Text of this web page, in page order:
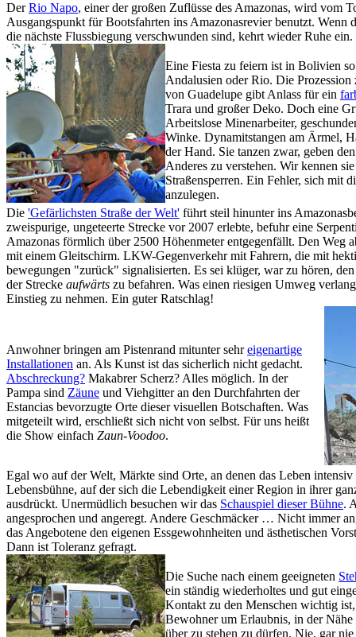
DerRio Napo, einer der großen Zuflüsse des Amazonas, wird vom
Ausgangspunkt für Bootsfahrten ins Amazonasrevier benutzt. Wenn
die nächste Flussbiegung verschwunden sind, kehrt wieder Ruhe ein.
Eine Fiesta zu feiern ist in Bolivien
Andalusien oder Rio. Die Prozession
von Guadelupe gibt Anlass für ein
Trara und großer Deko. Doch eine
Arbeitslose Minenarbeiter,
Winke. Dynamitstangen am Ärmel,
der Hand. Sie tanzen zwar, geben
Anderes zu verstehen. Wir kennen
Straßensperren. Ein Fehler, sich mit
anzulegen.
Die 'Gefärlichsten Straße der Welt' führt steil hinunter ins
zweispurige, ungeteerte Strecke vor 2007 erlebte, befuhr eine
Amazonas förmlich über 2500 Höhenmeter entgegenfällt. Den Weg
mit einem Gleitschirm. LKW-Gegenverkehr mit Fahrern, die mit
bewegungen "zurück" signalisierten. Es sei klüger, war zu hören,
der Strecke aufwärts zu befahren. Was einen riesigen Umweg
Einstieg zu nehmen. Ein guter Ratschlag!
Anwohner bringen am Pistenrand mitunter sehreigenartige
Installationen an. Als Kunst ist das sicherlich nicht gedacht.
Abschreckung? Makabrer Scherz? Alles möglich. In der
Pampa sind Zäune und Viehgitter an den Durchfahrten der
Estancias bevorzugte Orte dieser visuellen Botschaften. Was
mitgeteilt wird, erschließt sich nicht von selbst. Für uns heißt
die Show einfach Zaun-Voodoo.
Egal wo auf der Welt, Märkte sind Orte, an denen das Leben
Lebensbühne, auf der sich die Lebendigkeit einer Region in ihrer
ausdrückt. Unermüdlich besuchen wir das Schauspiel dieser Bühne.
angesprochen und angeregt. Andere Geschmäcker … Nicht immer
das Angebotene den eigenen Essgewohnheiten und ästhetischen
Dann ist Toleranz gefragt.
Die Suche nach einem geeigneten
ein ständig wiederholtes und gut
Kontakt zu den Menschen wichtig
Bewohner um Erlaubnis, in der Nähe
über zu stehen zu dürfen. Nie, gar